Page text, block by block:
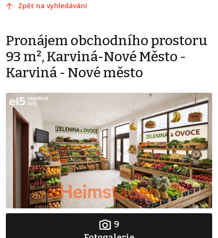
Zpět na vyhledávání
Pronájem obchodního prostoru
93 m², Karviná-Nové Město -
Karviná - Nové město
9